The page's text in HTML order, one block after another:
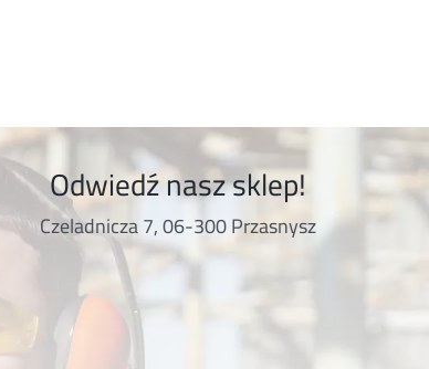
Odwiedź nasz sklep!
Czeladnicza 7, 06-300 Przasnysz